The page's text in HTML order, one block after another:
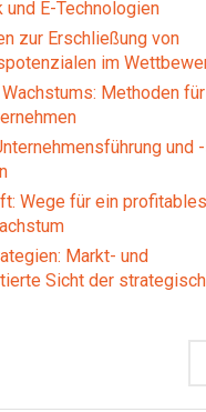
E-Technologien
zur Erschließung von
im
Methoden
und
Wege für ein profitables
Markt- und
Sicht der